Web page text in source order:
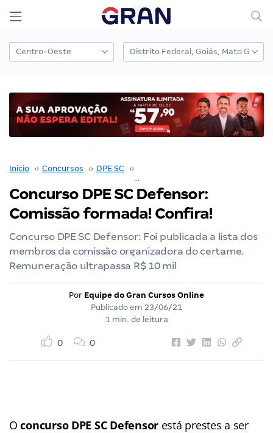
Início ›› Concursos ›› DPE SC ››
Concurso DPE SC Defensor:
Comissão formada! Confira!
Concurso DPE SC Defensor: Foi publicada a lista dos
membros da comissão organizadora do certame.
Remuneração ultrapassa R$ 10 mil
Por Equipe do Gran Cursos Online
Publicado em 23/06/21
1 min. de leitura
0 0
Oconcurso DPE SC Defensor está prestes a ser